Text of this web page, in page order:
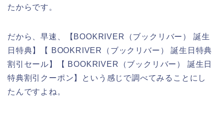
たからです。
だから、早速、【BOOKRIVER（ブックリバー） 誕生
日特典】【 BOOKRIVER（ブックリバー） 誕生日特典
割引セール】【 BOOKRIVER（ブックリバー） 誕生日
特典割引クーポン】という感じで調べてみることにし
たんですよね。